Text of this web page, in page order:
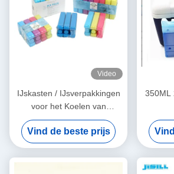
Video
IJskasten / IJsverpakkingen
voor het Koelen van
Lunchboxen
Vind de beste prijs
350ML